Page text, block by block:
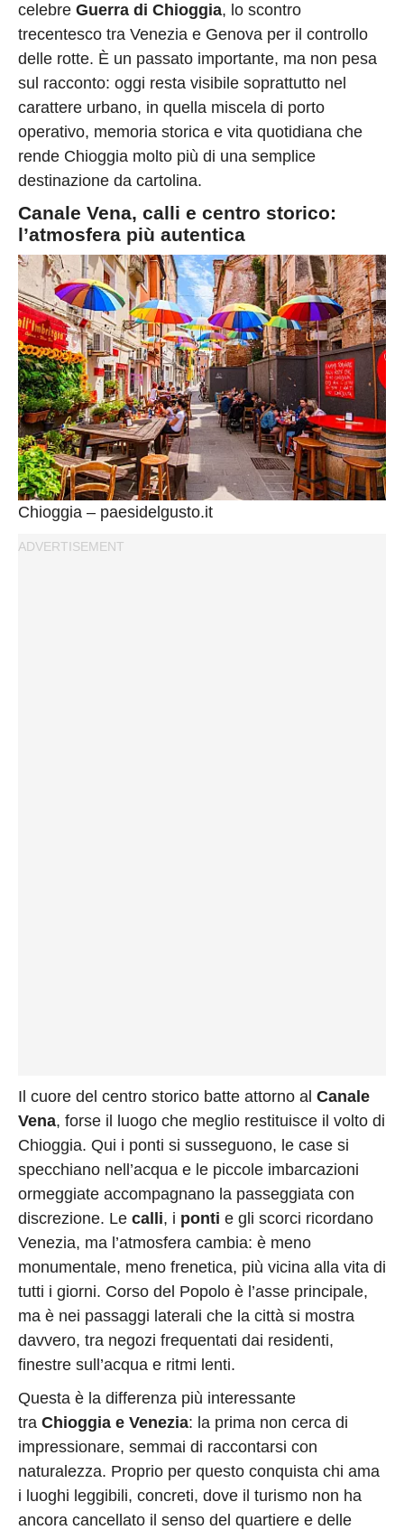
celebre Guerra di Chioggia, lo scontro
trecentesco tra Venezia e Genova per il controllo
delle rotte. È un passato importante, ma non pesa
sul racconto: oggi resta visibile soprattutto nel
carattere urbano, in quella miscela di porto
operativo, memoria storica e vita quotidiana che
rende Chioggia molto più di una semplice
destinazione da cartolina.
Canale Vena, calli e centro storico:
l’atmosfera più autentica
Chioggia – paesidelgusto.it
Il cuore del centro storico batte attorno al Canale
Vena, forse il luogo che meglio restituisce il volto di
Chioggia. Qui i ponti si susseguono, le case si
specchiano nell’acqua e le piccole imbarcazioni
ormeggiate accompagnano la passeggiata con
discrezione. Le calli, i ponti e gli scorci ricordano
Venezia, ma l’atmosfera cambia: è meno
monumentale, meno frenetica, più vicina alla vita di
tutti i giorni. Corso del Popolo è l’asse principale,
ma è nei passaggi laterali che la città si mostra
davvero, tra negozi frequentati dai residenti,
finestre sull’acqua e ritmi lenti.
Questa è la differenza più interessante
tra Chioggia e Venezia: la prima non cerca di
impressionare, semmai di raccontarsi con
naturalezza. Proprio per questo conquista chi ama
i luoghi leggibili, concreti, dove il turismo non ha
ancora cancellato il senso del quartiere e delle